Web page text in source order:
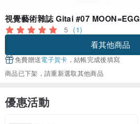
視覺藝術雜誌 Gitai #07 MOON=EGG
5 (1)
看其他商品
免費贈送電子賀卡 ，結帳完成後填寫
商品已下架，請重新選取其他商品
優惠活動